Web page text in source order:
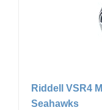
Riddell VSR4
Seahawks